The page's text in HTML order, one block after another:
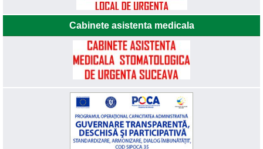
Cabinete asistenta medicala